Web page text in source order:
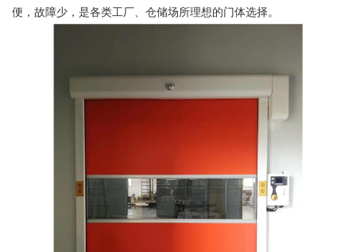
便，故障少，是各类工厂、仓储场所理想的门体选择。